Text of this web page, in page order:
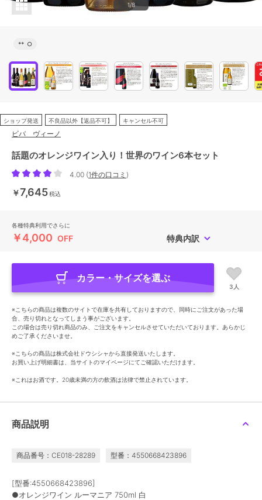
1/8
** ○
ショップ発送 不良品以外【返品不可】 キャンセル不可
ビバ ヴィーノ
話題のオレンジワイン入り！世界のワイン6本セット
4.00 (1件の口コミ )
￥7,645税込
各種特典利用でさらに
￥4,000 OFF 特典内訳
カラー・サイズを選ぶ
3人
※こちらの商品は複数のサイトで在庫を共有しておりますので、同時にご注文があった場
合、売り切れとなってしまう事がございます。
この場合は売り切れ商品のみ、ご注文をキャンセルさせていただいております。あらかじ
めご了承くださいませ。
※こちらの商品は株式会社ドウシシャから直接発送いたします。
お買い上げ明細書は、当サイトのマイページにてご確認いただけます。
※これはお酒です。20歳未満の方の飲酒は法律で禁止されています。
商品説明
商品番号：CE018-28289 型番：4550668423896
[型番:4550668423896]
●オレンジワイン ルーマニア 750ml 白